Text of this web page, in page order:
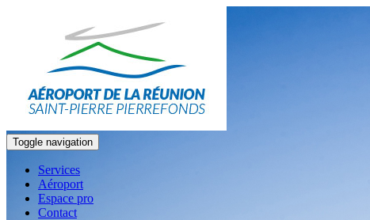
Toggle navigation
Services
Aéroport
Espace pro
Contact